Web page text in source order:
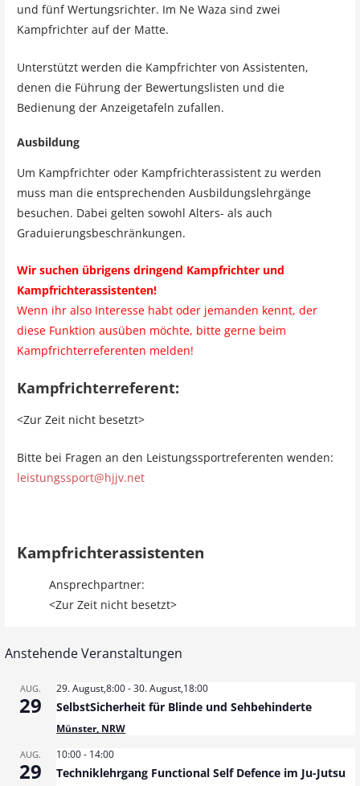
und fünf Wertungsrichter. Im Ne Waza sind zwei
Kampfrichter auf der Matte.
Unterstützt werden die Kampfrichter von Assistenten,
denen die Führung der Bewertungslisten und die
Bedienung der Anzeigetafeln zufallen.
Ausbildung
Um Kampfrichter oder Kampfrichterassistent zu werden
muss man die entsprechenden Ausbildungslehrgänge
besuchen. Dabei gelten sowohl Alters- als auch
Graduierungsbeschränkungen.
Wir suchen übrigens dringend Kampfrichter und
Kampfrichterassistenten!
Wenn ihr also Interesse habt oder jemanden kennt, der
diese Funktion ausüben möchte, bitte gerne beim
Kampfrichterreferenten melden!
Kampfrichterreferent:
<Zur Zeit nicht besetzt>
Bitte bei Fragen an den Leistungssportreferenten wenden:
leistungssport@hjjv.net
Kampfrichterassistenten
Ansprechpartner:
<Zur Zeit nicht besetzt>
Anstehende Veranstaltungen
AUG.
29
29. August,8:00-30. August,18:00
SelbstSicherheit für Blinde und Sehbehinderte
Münster, NRW
AUG.
29
10:00- 14:00
Techniklehrgang Functional Self Defence im Ju-Jutsu